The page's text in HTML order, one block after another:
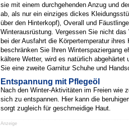
sie mit einem durchgehenden Anzug und
ab, als nur ein einziges dickes
über den Hinterkopf), Overall und
Winterausrüstung. Vergessen Sie nicht
bei der Ausfahrt die Körpertemperatur
beschränken Sie Ihren Winterspaziergang
kältere Wetter, wird es natürlich
Sie eine zweite Garnitur Schuhe und
Entspannung mit Pflegeöl
Nach den Winter-Aktivitäten im Freien wie
sich zu entspannen. Hier kann die
sorgt zugleich für geschmeidige Haut.
Anzeige